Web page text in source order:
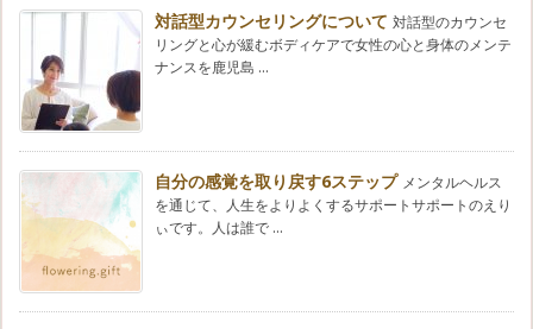
対話型カウンセリングについて 対話型のカウンセ
リングと心が緩むボディケアで女性の心と身体のメンテ
ナンスを鹿児島 ...
自分の感覚を取り戻す6ステップ メンタルヘルス
を通じて、人生をよりよくするサポートサポートのえり
ぃです。人は誰で ...